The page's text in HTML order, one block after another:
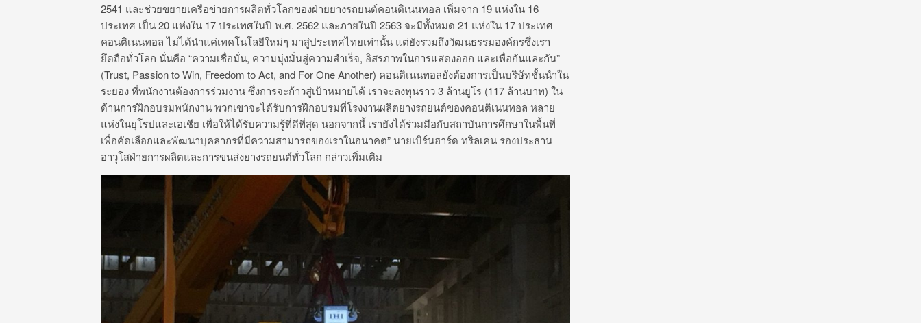
2541 และช่วยขยายเครือข่ายการผลิตทั่วโลกของฝ่ายยางรถยนต์คอนติเนนทอล เพิ่มจาก 19 แห่งใน 16
ประเทศ เป็น 20 แห่งใน 17 ประเทศในปี พ.ศ. 2562 และภายในปี 2563 จะมีทั้งหมด 21 แห่งใน 17 ประเทศ
คอนติเนนทอล ไม่ได้นำแค่เทคโนโลยีใหม่ๆ มาสู่ประเทศไทยเท่านั้น แต่ยังรวมถึงวัฒนธรรมองค์กรซึ่งเรา
ยึดถือทั่วโลก นั่นคือ “ความเชื่อมั่น, ความมุ่งมั่นสู่ความสำเร็จ, อิสรภาพในการแสดงออก และเพื่อกันและกัน”
(Trust, Passion to Win, Freedom to Act, and For One Another) คอนติเนนทอลยังต้องการเป็นบริษัทชั้นนำใน
ระยอง ที่พนักงานต้องการร่วมงาน ซึ่งการจะก้าวสู่เป้าหมายได้ เราจะลงทุนราว 3 ล้านยูโร (117 ล้านบาท) ใน
ด้านการฝึกอบรมพนักงาน พวกเขาจะได้รับการฝึกอบรมที่โรงงานผลิตยางรถยนต์ของคอนติเนนทอล หลาย
แห่งในยุโรปและเอเชีย เพื่อให้ได้รับความรู้ที่ดีที่สุด นอกจากนี้ เรายังได้ร่วมมือกับสถาบันการศึกษาในพื้นที่
เพื่อคัดเลือกและพัฒนาบุคลากรที่มีความสามารถของเราในอนาคต” นายเบิร์นฮาร์ด ทริลเคน รองประธาน
อาวุโสฝ่ายการผลิตและการขนส่งยางรถยนต์ทั่วโลก กล่าวเพิ่มเติม